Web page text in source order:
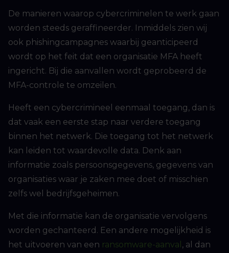
De manieren waarop cybercriminelen te werk gaan
worden steeds geraffineerder. Inmiddels zien wij
ook phishingcampagnes waarbij geanticipeerd
wordt op het feit dat een organisatie MFA heeft
ingericht. Bij die aanvallen wordt geprobeerd de
MFA-controle te omzeilen.
Heeft een cybercrimineel eenmaal toegang, dan is
dat vaak een eerste stap naar verdere toegang
binnen het netwerk. Die toegang tot het netwerk
kan leiden tot waardevolle data. Denk aan
informatie zoals persoonsgegevens, gegevens van
organisaties waar je zaken mee doet of misschien
zelfs wel bedrijfsgeheimen.
Met die informatie kan de organisatie vervolgens
worden gechanteerd. Een andere mogelijkheid is
het uitvoeren van een ransomware-aanval , al dan